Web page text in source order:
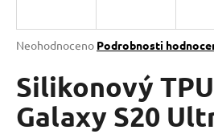
Průměrné
produktu
je
0,0
z
Neohodnoceno Podrobnosti
Silikonový
Galaxy S20
j
t
?